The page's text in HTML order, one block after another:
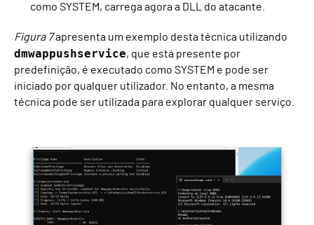
como SYSTEM, carrega agora a DLL do atacante.
Figura 7apresenta um exemplo desta técnica utilizando
dmwappushservice, que está presente por
predefinição, é executado como SYSTEM e pode ser
iniciado por qualquer utilizador. No entanto, a mesma
técnica pode ser utilizada para explorar qualquer serviço.